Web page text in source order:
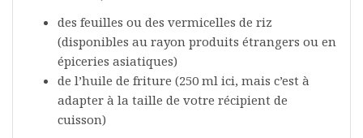
des feuilles ou des vermicelles de riz
(disponibles au rayon produits étrangers ou en
épiceries asiatiques)
de l’huile de friture (250 ml ici, mais c’est à
adapter à la taille de votre récipient de
cuisson)